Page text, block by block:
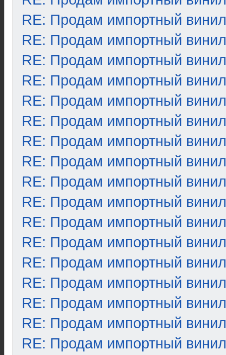
RE: Продам импортный винил
RE: Продам импортный винил
RE: Продам импортный винил
RE: Продам импортный винил
RE: Продам импортный винил
RE: Продам импортный винил
RE: Продам импортный винил
RE: Продам импортный винил
RE: Продам импортный винил
RE: Продам импортный винил
RE: Продам импортный винил
RE: Продам импортный винил
RE: Продам импортный винил
RE: Продам импортный винил
RE: Продам импортный винил
RE: Продам импортный винил
RE: Продам импортный винил